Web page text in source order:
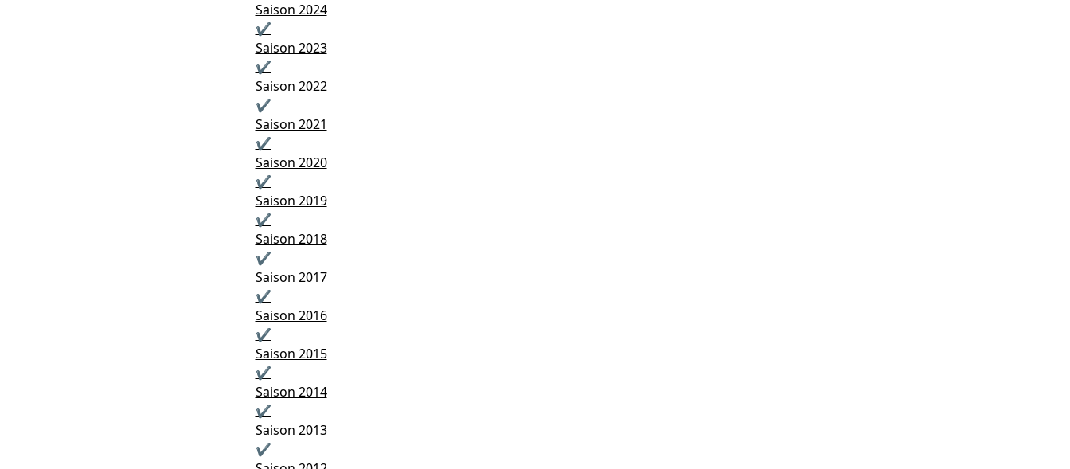
Saison 2024
✔
Saison 2023
✔
Saison 2022
✔
Saison 2021
✔
Saison 2020
✔
Saison 2019
✔
Saison 2018
✔
Saison 2017
✔
Saison 2016
✔
Saison 2015
✔
Saison 2014
✔
Saison 2013
✔